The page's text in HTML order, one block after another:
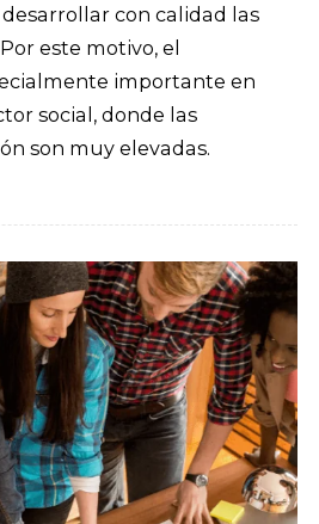
con calidad las
este motivo, el
importante en
social, donde las
son muy elevadas.